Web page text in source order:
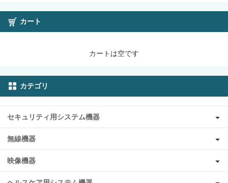
カート
カートは空です
カテゴリ
セキュリティ用システム機器
無線機器
映像機器